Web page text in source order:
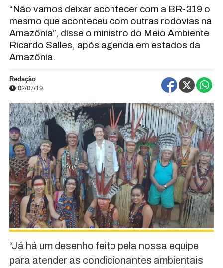
“Não vamos deixar acontecer com a BR-319 o
mesmo que aconteceu com outras rodovias na
Amazônia”, disse o ministro do Meio Ambiente
Ricardo Salles, após agenda em estados da
Amazônia.
Redação
02/07/19
“Já há um desenho feito pela nossa equipe
para atender as condicionantes ambientais